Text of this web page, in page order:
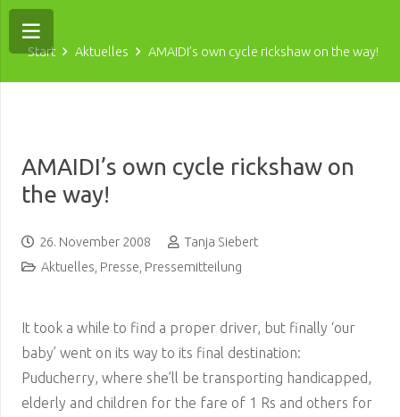
Start Aktuelles AMAIDI’s own cycle rickshaw on the way!
AMAIDI’s own cycle rickshaw on
the way!
26. November 2008
Tanja Siebert
Aktuelles Presse Pressemitteilung
It took a while to find a proper driver, but finally ‘our
baby’ went on its way to its final destination:
Puducherry, where she’ll be transporting handicapped,
elderly and children for the fare of 1 Rs and others for